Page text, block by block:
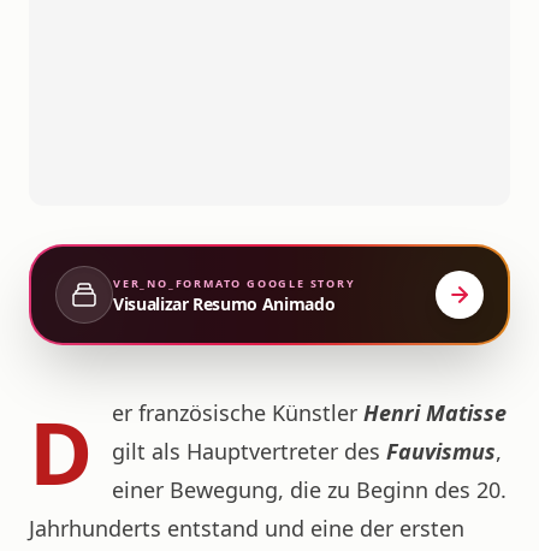
VER_NO_FORMATO GOOGLE STORY
Visualizar Resumo Animado
D er französische Künstler Henri Matisse
gilt als Hauptvertreter des Fauvismus,
einer Bewegung, die zu Beginn des 20.
Jahrhunderts entstand und eine der ersten